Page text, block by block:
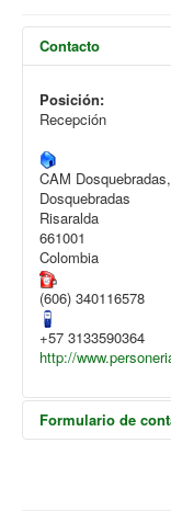
Contacto
Posición:
Recepción
CAM
Dosquebradas
Risaralda
661001
Colombia
(606) 340116578
+57 3133590364
http://
Formulario de